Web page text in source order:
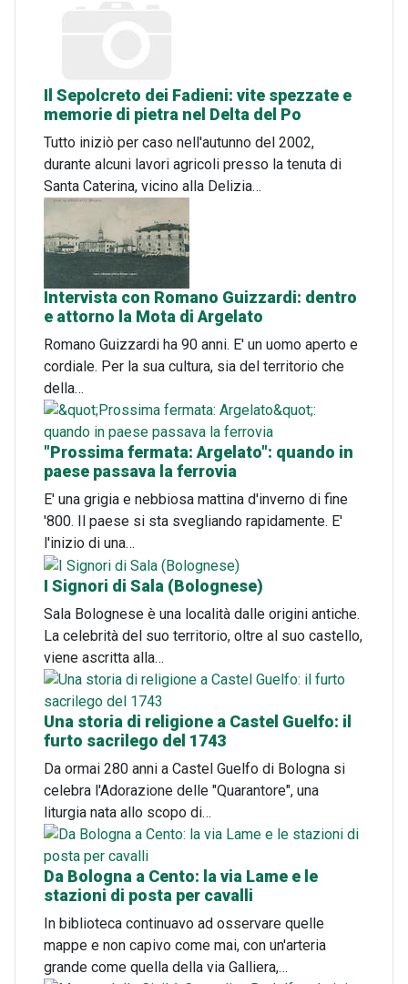
Il Sepolcreto dei Fadieni: vite spezzate e
memorie di pietra nel Delta del Po
Tutto iniziò per caso nell'autunno del 2002,
durante alcuni lavori agricoli presso la tenuta di
Santa Caterina, vicino alla Delizia…
Intervista con Romano Guizzardi: dentro
e attorno la Mota di Argelato
Romano Guizzardi ha 90 anni. E' un uomo aperto e
cordiale. Per la sua cultura, sia del territorio che
della…
"Prossima fermata: Argelato": quando in
paese passava la ferrovia
E' una grigia e nebbiosa mattina d'inverno di fine
'800. Il paese si sta svegliando rapidamente. E'
l'inizio di una…
I Signori di Sala (Bolognese)
Sala Bolognese è una località dalle origini antiche.
La celebrità del suo territorio, oltre al suo castello,
viene ascritta alla…
Una storia di religione a Castel Guelfo: il
furto sacrilego del 1743
Da ormai 280 anni a Castel Guelfo di Bologna si
celebra l'Adorazione delle "Quarantore", una
liturgia nata allo scopo di…
Da Bologna a Cento: la via Lame e le
stazioni di posta per cavalli
In biblioteca continuavo ad osservare quelle
mappe e non capivo come mai, con un'arteria
grande come quella della via Galliera,…